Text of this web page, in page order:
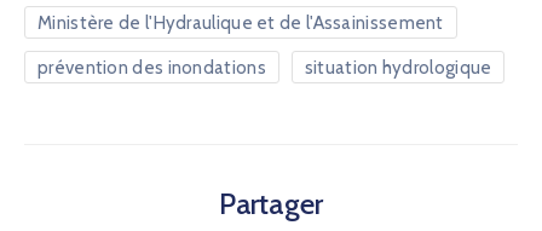
Ministère de l'Hydraulique et de l'Assainissement
prévention des inondations situation hydrologique
Partager